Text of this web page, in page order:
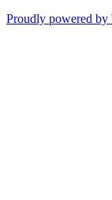
Proudly powered by